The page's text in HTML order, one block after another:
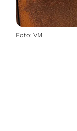
Foto: VM